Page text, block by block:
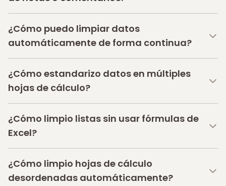
¿Cómo puedo limpiar datos
automáticamente de forma continua?
¿Cómo estandarizo datos en múltiples
hojas de cálculo?
¿Cómo limpio listas sin usar fórmulas de
Excel?
¿Cómo limpio hojas de cálculo
desordenadas automáticamente?